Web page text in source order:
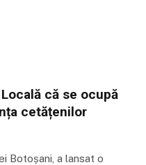
că se ocupă
cetățenilor
Botoșani, a lansat o